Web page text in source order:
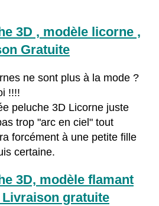
3D , modèle licorne ,
Gratuite
ne sont plus à la mode ?
!!!!
peluche 3D Licorne juste
trop "arc en ciel" tout
forcément à une petite fille
certaine.
3D, modèle flamant
Livraison gratuite